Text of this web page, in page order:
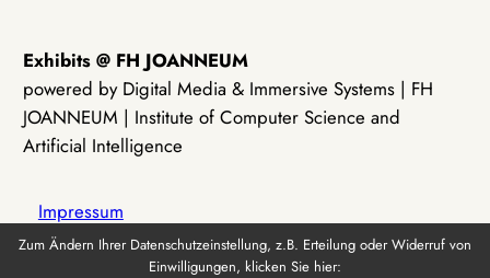
Exhibits @ FH JOANNEUM
powered by Digital Media & Immersive Systems | FH
JOANNEUM | Institute of Computer Science and
Artificial Intelligence
Impressum
Zum Ändern Ihrer Datenschutzeinstellung, z.B. Erteilung oder Widerruf von
Einwilligungen, klicken Sie hier: